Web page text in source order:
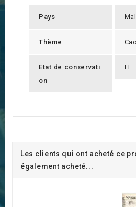
Pays
Thème
Etat de conservati
on
EF
Les clients qui ont acheté ce
également acheté...